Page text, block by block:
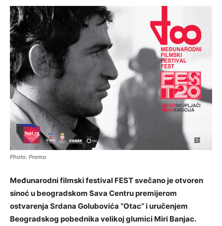
Photo: Promo
Međunarodni filmski festival FEST svečano je otvoren
sinoć u beogradskom Sava Centru premijerom
ostvarenja Srdana Golubovića “Otac” i uručenjem
Beogradskog pobednika velikoj glumici Miri Banjac.